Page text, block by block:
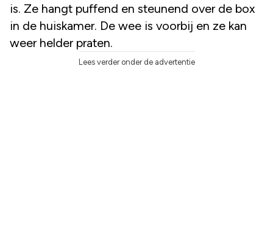
is. Ze hangt puffend en steunend over de box
in de huiskamer. De wee is voorbij en ze kan
weer helder praten.
Lees verder onder de advertentie